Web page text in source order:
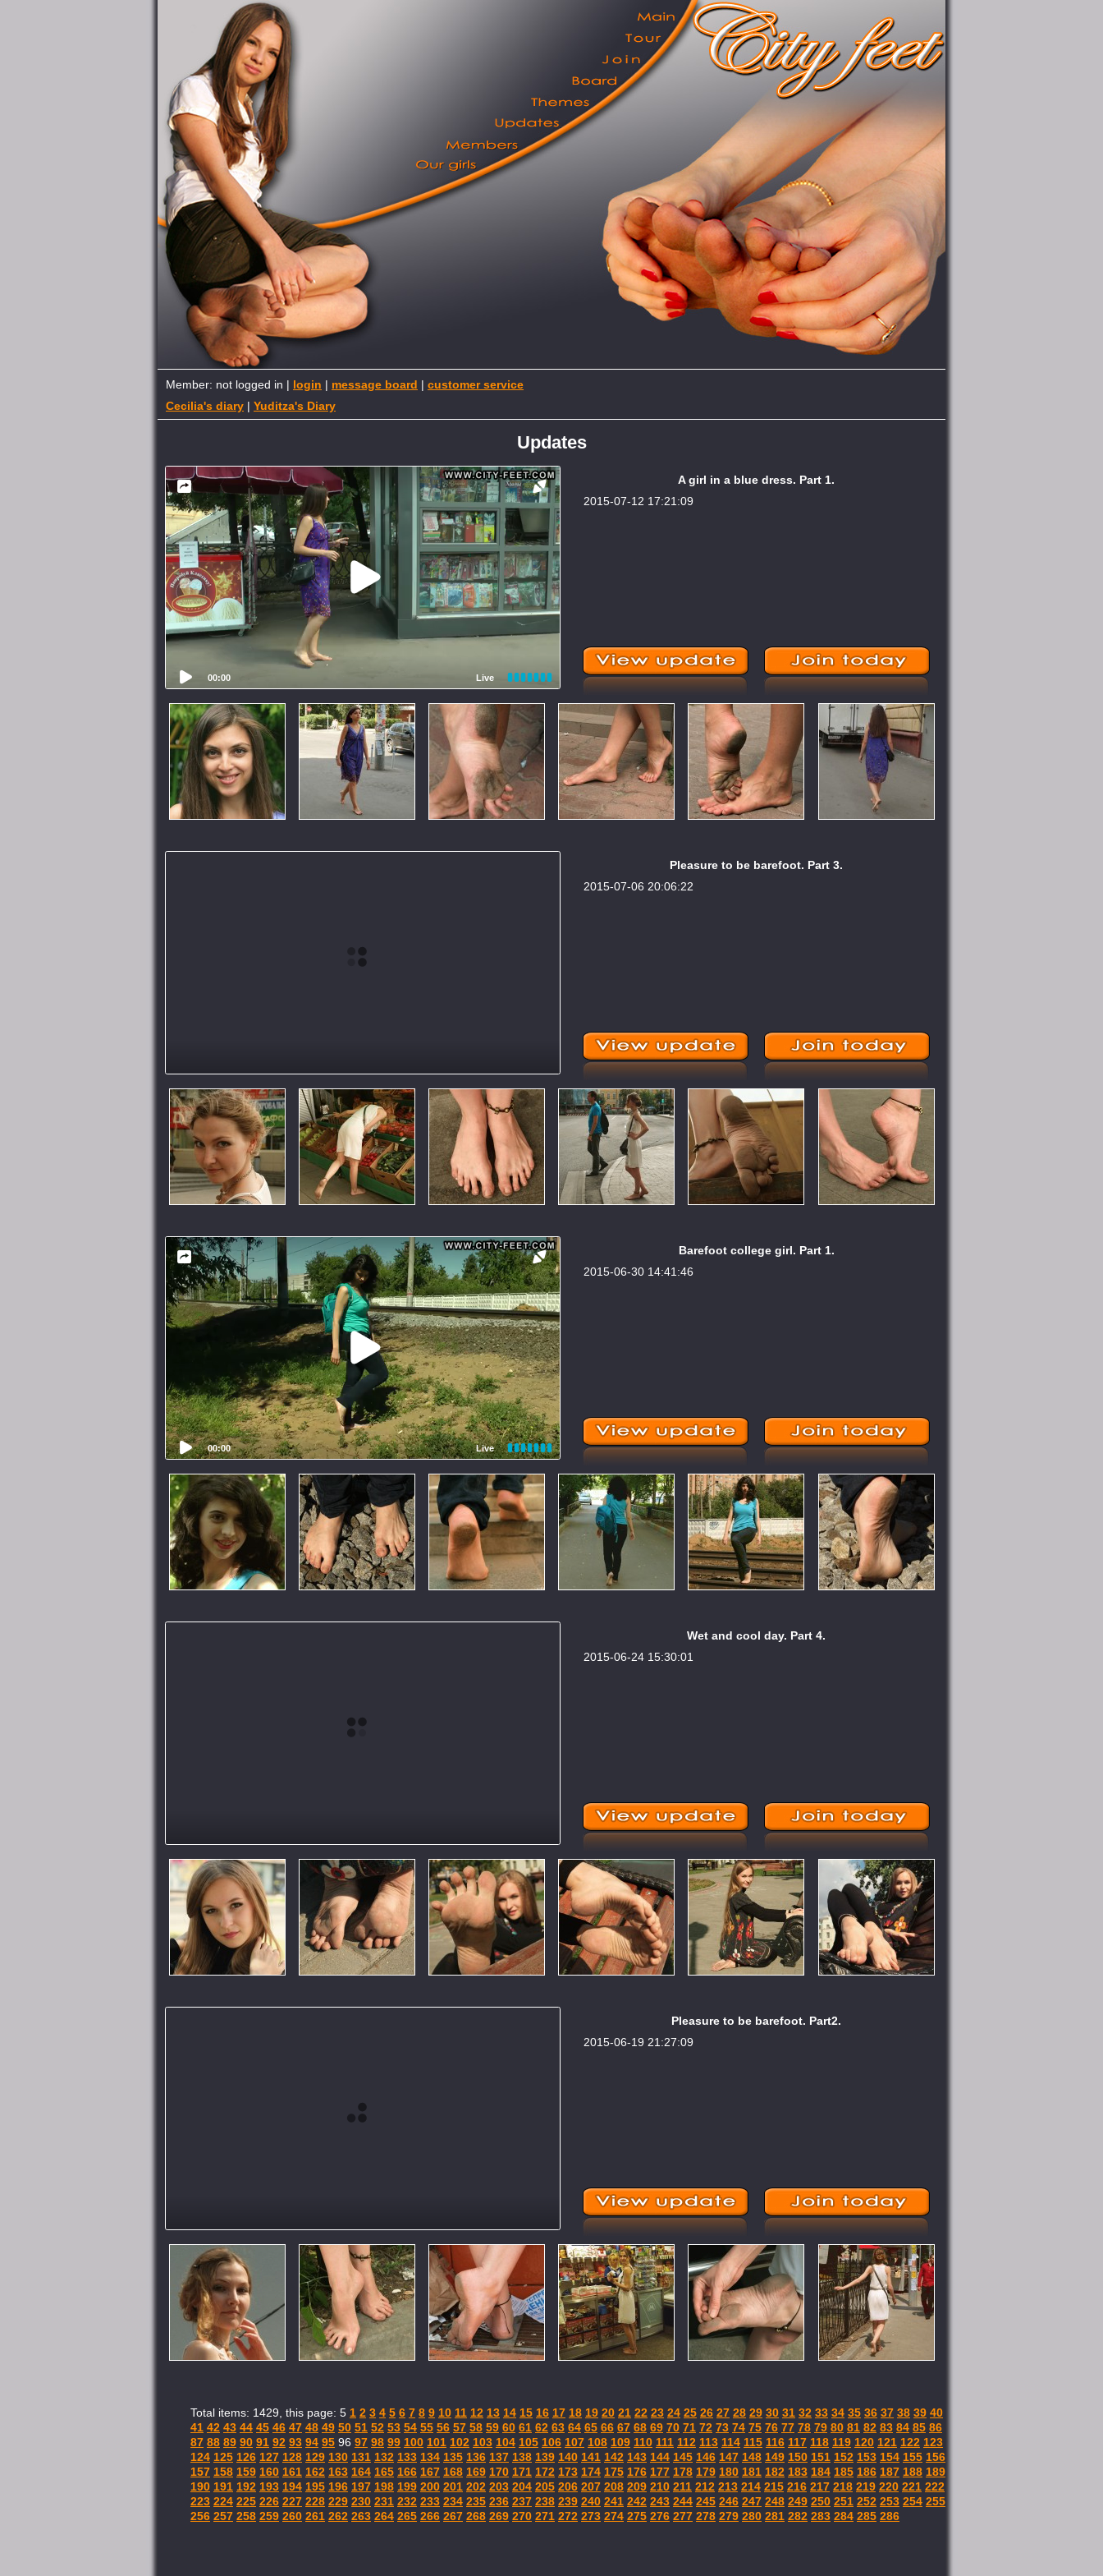
Member: not logged in | login | message board | customer service
Cecilia's diary | Yuditza's Diary
Updates
00:00 Live
A girl in a blue dress. Part 1.
2015-07-12 17:21:09
Pleasure to be barefoot. Part 3.
2015-07-06 20:06:22
00:00 Live
Barefoot college girl. Part 1.
2015-06-30 14:41:46
Wet and cool day. Part 4.
2015-06-24 15:30:01
Pleasure to be barefoot. Part2.
2015-06-19 21:27:09
Total items: 1429, this page: 5 1 2 3 4 5 6 7 8 9 10 11 12 13 14 15 16 17 18 19 20 21 22 23 24 25 26 27 28 29 30 31 32 33 34 35 36 37 38 39 40
41 42 43 44 45 46 47 48 49 50 51 52 53 54 55 56 57 58 59 60 61 62 63 64 65 66 67 68 69 70 71 72 73 74 75 76 77 78 79 80 81 82 83 84 85 86
87 88 89 90 91 92 93 94 95 96 97 98 99 100 101 102 103 104 105 106 107 108 109 110 111 112 113 114 115 116 117 118 119 120 121 122 123
124 125 126 127 128 129 130 131 132 133 134 135 136 137 138 139 140 141 142 143 144 145 146 147 148 149 150 151 152 153 154 155 156
157 158 159 160 161 162 163 164 165 166 167 168 169 170 171 172 173 174 175 176 177 178 179 180 181 182 183 184 185 186 187 188 189
190 191 192 193 194 195 196 197 198 199 200 201 202 203 204 205 206 207 208 209 210 211 212 213 214 215 216 217 218 219 220 221 222
223 224 225 226 227 228 229 230 231 232 233 234 235 236 237 238 239 240 241 242 243 244 245 246 247 248 249 250 251 252 253 254 255
256 257 258 259 260 261 262 263 264 265 266 267 268 269 270 271 272 273 274 275 276 277 278 279 280 281 282 283 284 285 286